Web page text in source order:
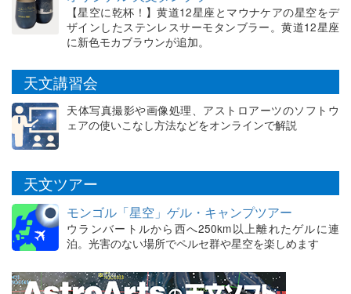
【星空に乾杯！】黄道12星座とマウナケアの星空をデ
ザインしたステンレスサーモタンブラー。黄道12星座
に新色モカブラウンが追加。
天文講習会
天体写真撮影や画像処理、アストロアーツのソフトウ
ェアの使いこなし方法などをオンラインで解説
天文ツアー
モンゴル「星空」ゲル・キャンプツアー
ウランバートルから西へ250km以上離れたゲルに連
泊。光害のない場所でペルセ群や星空を楽しめます